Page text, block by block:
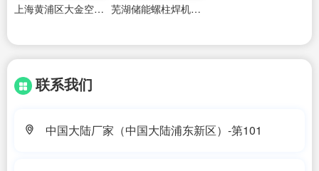
上海黄浦区大金空调加氟维修电话 芜湖储能螺柱焊机厂家电话地址
联系我们
中国大陆厂家（中国大陆浦东新区）-第101